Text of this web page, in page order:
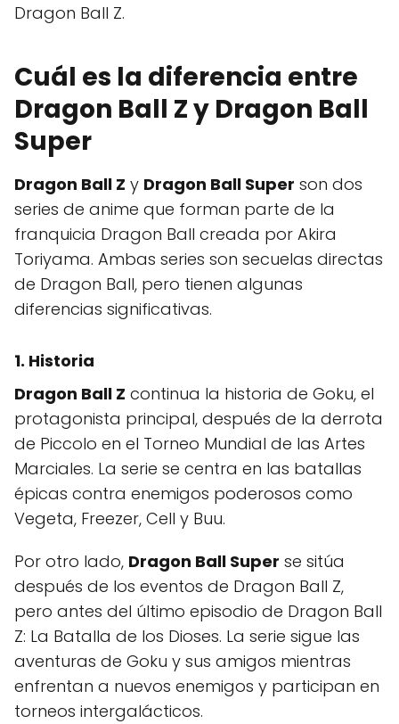
Dragon Ball Z.
Cuál es la diferencia entre
Dragon Ball Z y Dragon Ball
Super
Dragon Ball Z y Dragon Ball Super son dos
series de anime que forman parte de la
franquicia Dragon Ball creada por Akira
Toriyama. Ambas series son secuelas directas
de Dragon Ball, pero tienen algunas
diferencias significativas.
1. Historia
Dragon Ball Z continua la historia de Goku, el
protagonista principal, después de la derrota
de Piccolo en el Torneo Mundial de las Artes
Marciales. La serie se centra en las batallas
épicas contra enemigos poderosos como
Vegeta, Freezer, Cell y Buu.
Por otro lado, Dragon Ball Super se sitúa
después de los eventos de Dragon Ball Z,
pero antes del último episodio de Dragon Ball
Z: La Batalla de los Dioses. La serie sigue las
aventuras de Goku y sus amigos mientras
enfrentan a nuevos enemigos y participan en
torneos intergalácticos.